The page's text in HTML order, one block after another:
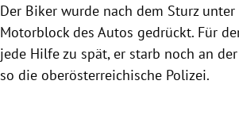
Der Biker wurde nach dem Sturz unter
Motorblock des Autos gedrückt. Für
jede Hilfe zu spät, er starb noch an
so die oberösterreichische Polizei.